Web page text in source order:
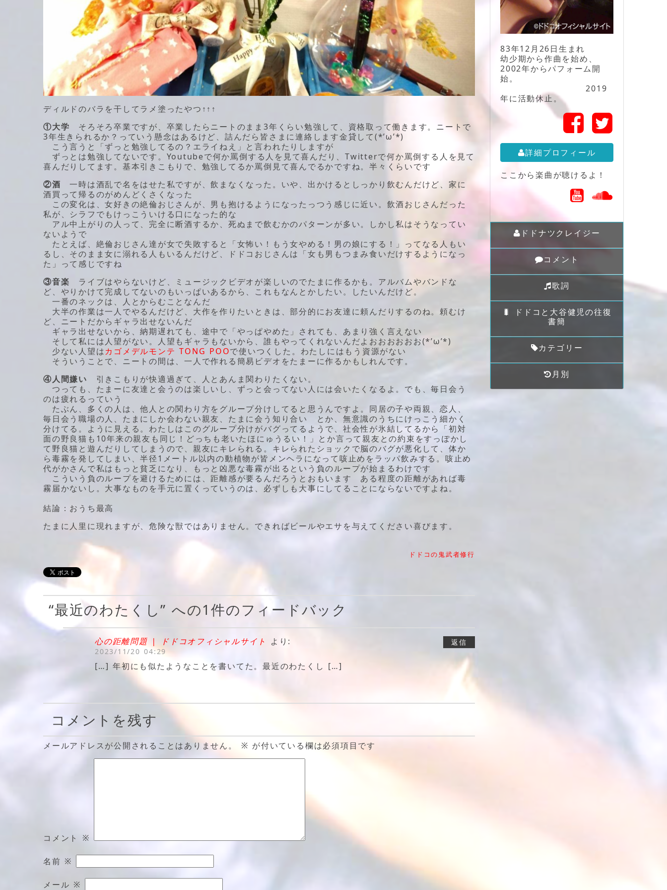
ディルドのバラを干してラメ塗ったやつ↑↑↑
①大学 そろそろ卒業ですが、卒業したらニートのまま3年くらい勉強して、資格取って働きます。ニートで
3年生きられるか？っていう懸念はあるけど、詰んだら皆さまに連絡します金貸して(*’ω’*)
こう言うと「ずっと勉強してるの？エライねえ」と言われたりしますが
ずっとは勉強してないです。Youtubeで何か罵倒する人を見て喜んだり、Twitterで何か罵倒する人を見て
喜んだりしてます。基本引きこもりで、勉強してるか罵倒見て喜んでるかですね。半々くらいです
②酒 一時は酒乱で名をはせた私ですが、飲まなくなった。いや、出かけるとしっかり飲むんだけど、家に
酒買って帰るのがめんどくさくなった
この変化は、女好きの絶倫おじさんが、男も抱けるようになったっつう感じに近い。飲酒おじさんだった
私が、シラフでもけっこういける口になった的な
アル中上がりの人って、完全に断酒するか、死ぬまで飲むかのパターンが多い。しかし私はそうなってい
ないようで
たとえば、絶倫おじさん達が女で失敗すると「女怖い！もう女やめる！男の娘にする！」ってなる人もい
るし、そのまま女に溺れる人もいるんだけど、ドドコおじさんは「女も男もつまみ食いだけするようになっ
た」って感じですね
③音楽 ライブはやらないけど、ミュージックビデオが楽しいのでたまに作るかも。アルバムやバンドな
ど、やりかけて完成してないのもいっぱいあるから、これもなんとかしたい。したいんだけど。
一番のネックは、人とからむことなんだ
大半の作業は一人でやるんだけど、大作を作りたいときは、部分的にお友達に頼んだりするのね。頼むけ
ど、ニートだからギャラ出せないんだ
ギャラ出せないから、納期遅れても、途中で「やっぱやめた」されても、あまり強く言えない
そして私には人望がない。人望もギャラもないから、誰もやってくれないんだよおおおおおお(*’ω’*)
少ない人望はカゴメデルモンテ TONG POOで使いつくした。わたしにはもう資源がない
そういうことで、ニートの間は、一人で作れる簡易ビデオをたまーに作るかもしれんです。
④人間嫌い 引きこもりが快適過ぎて、人とあんま関わりたくない。
つっても、たまーに友達と会うのは楽しいし、ずっと会ってない人には会いたくなるよ。でも、毎日会う
のは疲れるっていう
たぶん、多くの人は、他人との関わり方をグループ分けしてると思うんですよ。同居の子や両親、恋人、
毎日会う職場の人、たまにしか会わない親友、たまに会う知り合い とか、無意識のうちにけっこう細かく
分けてる。ように見える。わたしはこのグループ分けがバグってるようで、社会性が氷結してるから「初対
面の野良猫も10年来の親友も同じ！どっちも老いたほにゅうるい！」とか言って親友との約束をすっぽかし
て野良猫と遊んだりしてしまうので、親友にキレられる。キレられたショックで脳のバグが悪化して、体か
ら毒霧を発してしまい、半径1メートル以内の動植物が皆メンヘラになって咳止めをラッパ飲みする。咳止め
代がかさんで私はもっと貧乏になり、もっと凶悪な毒霧が出るという負のループが始まるわけです
こういう負のループを避けるためには、距離感が要るんだろうとおもいます ある程度の距離があれば毒
霧届かないし。大事なものを手元に置くっていうのは、必ずしも大事にしてることにならないですよね。
結論：おうち最高
たまに人里に現れますが、危険な獣ではありません。できればビールやエサを与えてください喜びます。
ドドコの鬼武者修行
“最近のわたくし” への1件のフィードバック
心の距離問題 | ドドコオフィシャルサイト より:
2023/11/20 04:29
[…] 年初にも似たようなことを書いてた。最近のわたくし […]
返信
コメントを残す
メールアドレスが公開されることはありません。 ※ が付いている欄は必須項目です
コメント ※
名前 ※
メール ※
83年12月26日生まれ
幼少期から作曲を始め、
2002年からパフォーム開
始。
2019
年に活動休止。
詳細プロフィール
ここから楽曲が聴けるよ！
ドドナツクレイジー
コメント
歌詞
🐛 ドドコと大谷健児の往復
書簡
カテゴリー
月別